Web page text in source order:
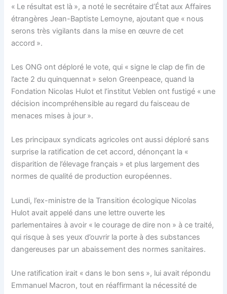
« Le résultat est là », a noté le secrétaire d’État aux Affaires
étrangères Jean-Baptiste Lemoyne, ajoutant que « nous
serons très vigilants dans la mise en œuvre de cet
accord ».
Les ONG ont déploré le vote, qui « signe le clap de fin de
l’acte 2 du quinquennat » selon Greenpeace, quand la
Fondation Nicolas Hulot et l’institut Veblen ont fustigé « une
décision incompréhensible au regard du faisceau de
menaces mises à jour ».
Les principaux syndicats agricoles ont aussi déploré sans
surprise la ratification de cet accord, dénonçant la «
disparition de l’élevage français » et plus largement des
normes de qualité de production européennes.
Lundi, l’ex-ministre de la Transition écologique Nicolas
Hulot avait appelé dans une lettre ouverte les
parlementaires à avoir « le courage de dire non » à ce traité,
qui risque à ses yeux d’ouvrir la porte à des substances
dangereuses par un abaissement des normes sanitaires.
Une ratification irait « dans le bon sens », lui avait répondu
Emmanuel Macron, tout en réaffirmant la nécessité de